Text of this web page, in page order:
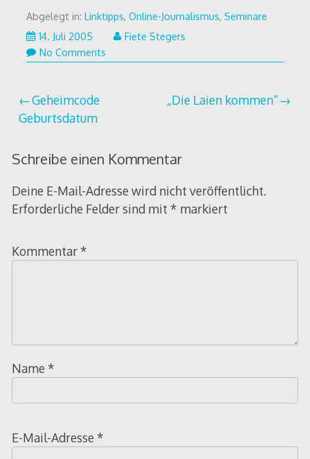
Abgelegt in: Linktipps, Online-Journalismus, Seminare
14. Juli 20051.
August
Fiete Stegers
No Comments
Beitragsnavigation
Geheimcode
Geburtsdatum
„Die Laien kommen“
Schreibe einen Kommentar
Deine E-Mail-Adresse wird nicht veröffentlicht.
Erforderliche Felder sind mit * markiert
Kommentar *
Name *
E-Mail-Adresse *